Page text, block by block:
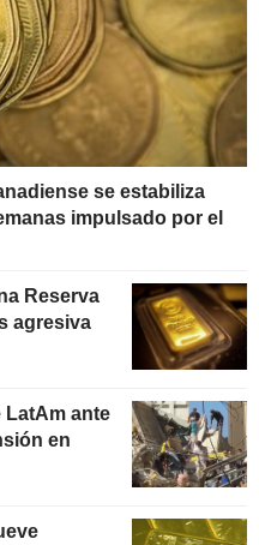
se estabiliza
impulsado por el
Reserva
agresiva
ante
en